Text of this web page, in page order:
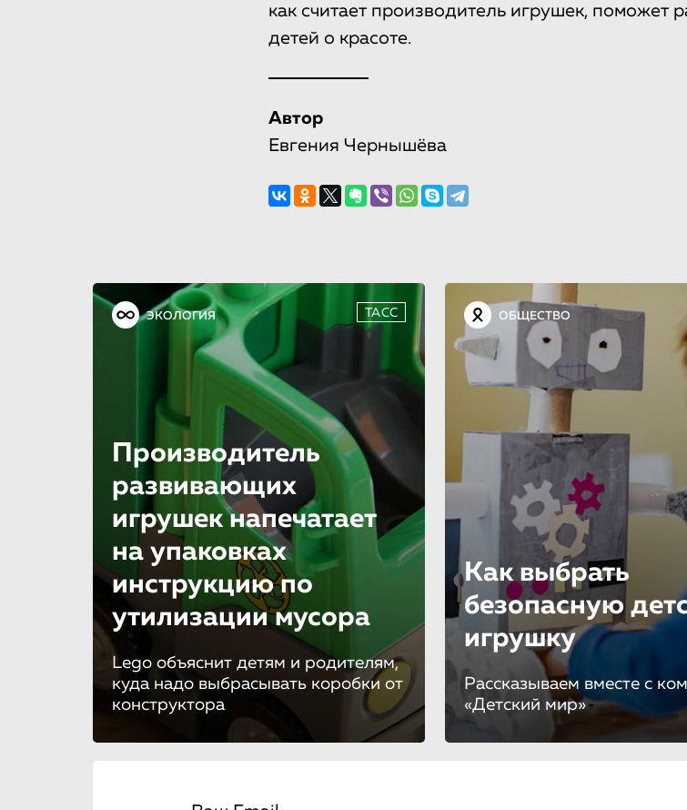
как считает производитель игрушек, поможет
детей о красоте.
Автор
Евгения Чернышёва
ЭКОЛОГИЯ ТАСС
Производитель
развивающих
игрушек напечатает
на упаковках
инструкцию по
утилизации мусора
Lego объяснит детям и родителям,
куда надо выбрасывать коробки от
конструктора
ОБЩЕСТВО
Как выбрать
безопасную
игрушку
Рассказываем вместе с
«Детский мир»